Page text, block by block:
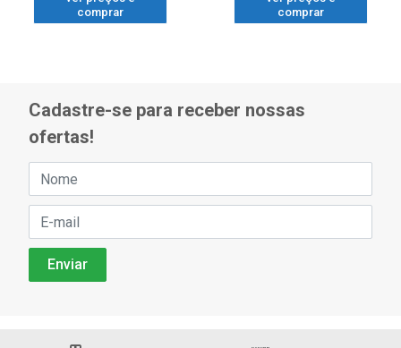
comprar
comprar
Cadastre-se para receber nossas
ofertas!